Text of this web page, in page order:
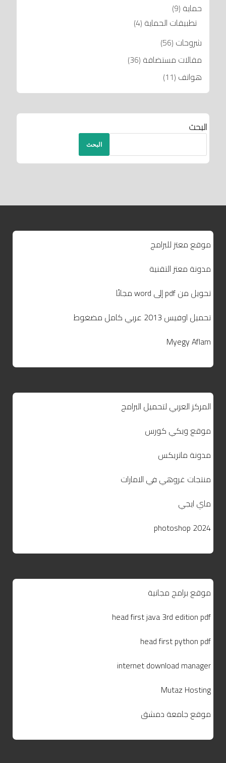
حماية (9)
تطبيقات الحماية (4)
شروحات (56)
مقالات مستضافة (36)
هواتف (11)
البحث
البحث
موقع معتز للبرامج
مدونة معتز التقنية
تحويل من pdf إلى word مجانًا
تحميل اوفيس 2013 عربي كامل مضغوط
Myegy Aflam
المركز العربي لتحميل البرامج
موقع ويكي كورس
مدونة ماتريكس
منتجات غروهي في الامارات
ماي ايجي
photoshop 2024
موقع برامج مجانية
head first java 3rd edition pdf
head first python pdf
internet download manager
Mutaz Hosting
موقع جامعة دمشق